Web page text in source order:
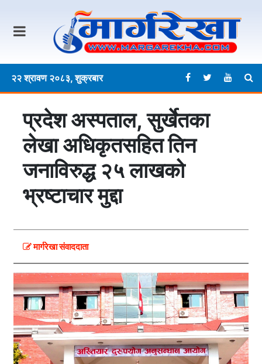
२२ श्रावण २०८३, शुक्रबार
प्रदेश अस्पताल, सुर्खेतका
लेखा अधिकृतसहित तिन
जनाविरुद्ध २५ लाखको
भ्रष्टाचार मुद्दा
मार्गरेखा संवाददाता